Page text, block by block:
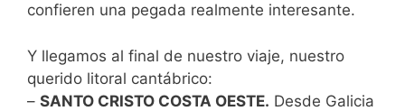
confieren una pegada realmente interesante.
Y llegamos al final de nuestro viaje, nuestro
querido litoral cantábrico:
– SANTO CRISTO COSTA OESTE. Desde Galicia